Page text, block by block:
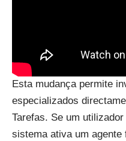
Esta mudança permite
especializados
Tarefas. Se um
sistema ativa um agente